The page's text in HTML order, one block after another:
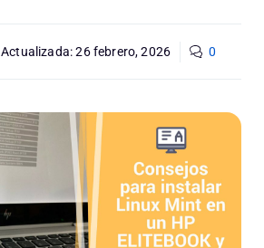
Actualizada:26 febrero, 2026 0